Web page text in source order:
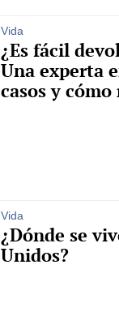
Vida
¿Es fácil
Una experta
casos y
Vida
¿Dónde se
Unidos?